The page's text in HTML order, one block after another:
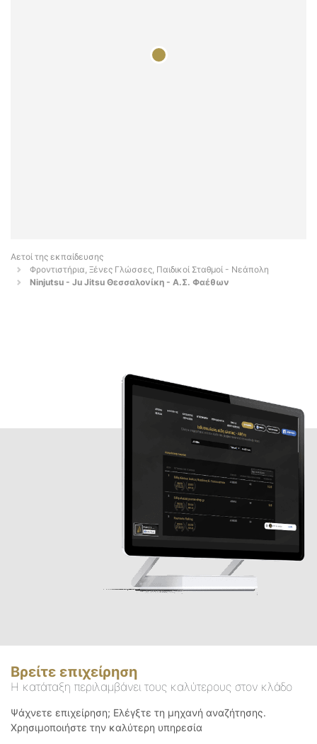
Αετοί της εκπαίδευσης
Φροντιστήρια, Ξένες Γλώσσες, Παιδικοί Σταθμοί - Νεάπολη
Ninjutsu - Ju Jitsu Θεσσαλονίκη - Α.Σ. Φαέθων
Βρείτε επιχείρηση
Η κατάταξη περιλαμβάνει τους καλύτερους στον κλάδο
Ψάχνετε επιχείρηση; Ελέγξτε τη μηχανή αναζήτησης.
Χρησιμοποιήστε την καλύτερη υπηρεσία